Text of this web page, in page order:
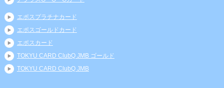
エポスプラチナカード
エポスゴールドカード
エポスカード
TOKYU CARD ClubQ JMB ゴールド
TOKYU CARD ClubQ JMB